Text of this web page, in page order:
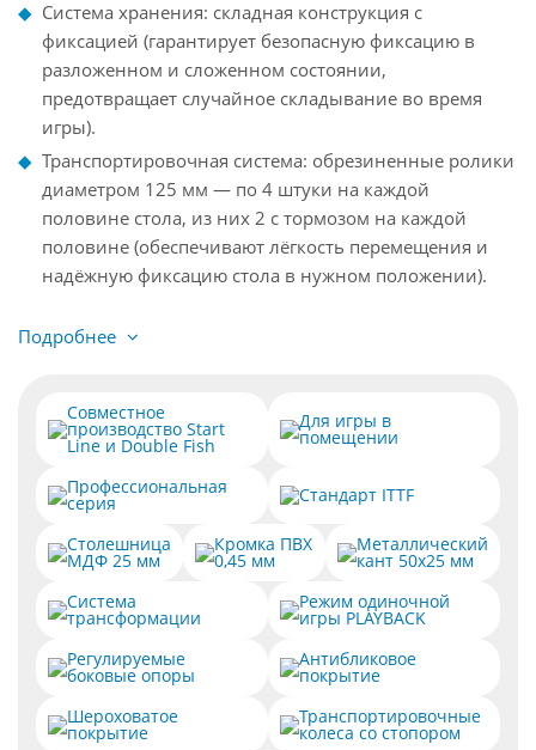
Система хранения: складная конструкция с
фиксацией (гарантирует безопасную фиксацию в
разложенном и сложенном состоянии,
предотвращает случайное складывание во время
игры).
Транспортировочная система: обрезиненные ролики
диаметром 125 мм — по 4 штуки на каждой
половине стола, из них 2 с тормозом на каждой
половине (обеспечивают лёгкость перемещения и
надёжную фиксацию стола в нужном положении).
Подробнее
Совместное
производство Start
Line и Double Fish
Для игры в
помещении
Профессиональная
серия Стандарт ITTF
Столешница
МДФ 25 мм
Кромка ПВХ
0,45 мм
Металлический
кант 50х25 мм
Система
трансформации
Режим одиночной
игры PLAYBACK
Регулируемые
боковые опоры
Антибликовое
покрытие
Шероховатое
покрытие
Транспортировочные
колеса со стопором